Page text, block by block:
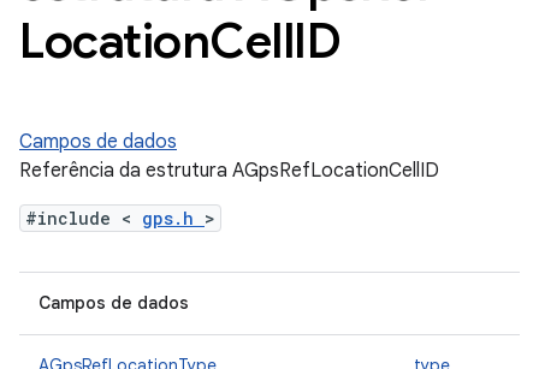
LocationCellID
Campos de dados
Referência da estrutura AGpsRefLocationCellID
#include < gps.h >
Campos de dados